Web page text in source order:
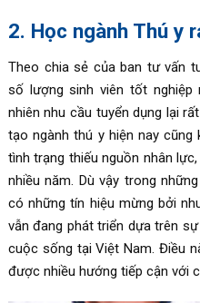
2. Học ngành Thú y
Theo chia sẻ của ban tư vấn
số lượng sinh viên tốt nghiệp
nhiên nhu cầu tuyển dụng lại
tạo ngành thú y hiện nay
tình trạng thiếu nguồn nhân
nhiều năm. Dù vậy trong
có những tín hiệu mừng bởi
vẫn đang phát triển dựa trên
cuộc sống tại Việt Nam. Điều
được nhiều hướng tiếp cận với